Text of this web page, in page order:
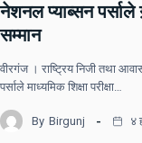
नेशनल प्याब्सन पर्साले
सम्मान
वीरगंज । राष्ट्रिय निजी तथा
पर्साले माध्यमिक शिक्षा परीक्षा…
By Birgunj ४